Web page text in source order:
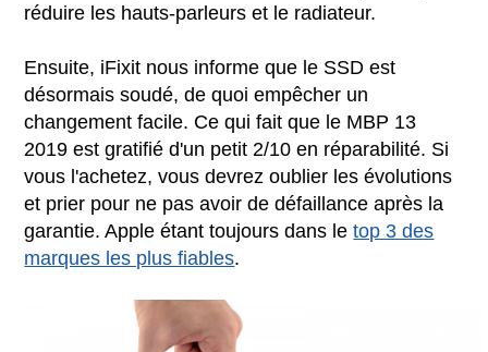
réduire les hauts-parleurs et le radiateur.
Ensuite, iFixit nous informe que le SSD est
désormais soudé, de quoi empêcher un
changement facile. Ce qui fait que le MBP 13
2019 est gratifié d'un petit 2/10 en réparabilité. Si
vous l'achetez, vous devrez oublier les évolutions
et prier pour ne pas avoir de défaillance après la
garantie. Apple étant toujours dans letop 3 des
marques les plus fiables.